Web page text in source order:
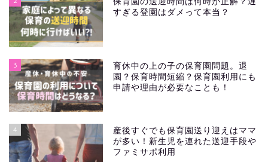
すぎる登園はダメって本当？
3
育休中の上の子の保育園問題。退
園？保育時間短縮？保育園利用にも
申請や理由が必要なことも！
4
産後すぐでも保育園送り迎えはママ
が多い！新生児を連れた送迎手段や
ファミサポ利用